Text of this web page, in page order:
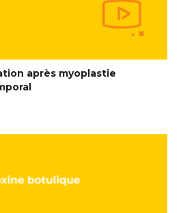
après myoplastie